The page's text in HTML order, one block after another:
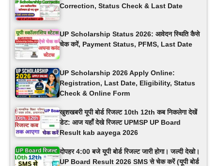
Correction, Status Check & Last Date
UP Scholarship Status 2026: आवेदन स्थिति कैसे
चेक करें, Payment Status, PFMS, Last Date
UP Scholarship 2026 Apply Online:
Registration, Last Date, Eligibility, Status
Check & Online Form
खुशखबरी यूपी बोर्ड रिजल्ट 10th 12th कब निकलेगा देखें
डेट: आज यहाँ देखे रिजल्ट UPMSP UP Board
Result kab aayega 2026
दोपहर 4:00 बजे यूपी बोर्ड रिजल्ट जारी होगा। जल्दी देखो।
UP Board Result 2026 SMS से चेक करें (यूपी बोर्ड